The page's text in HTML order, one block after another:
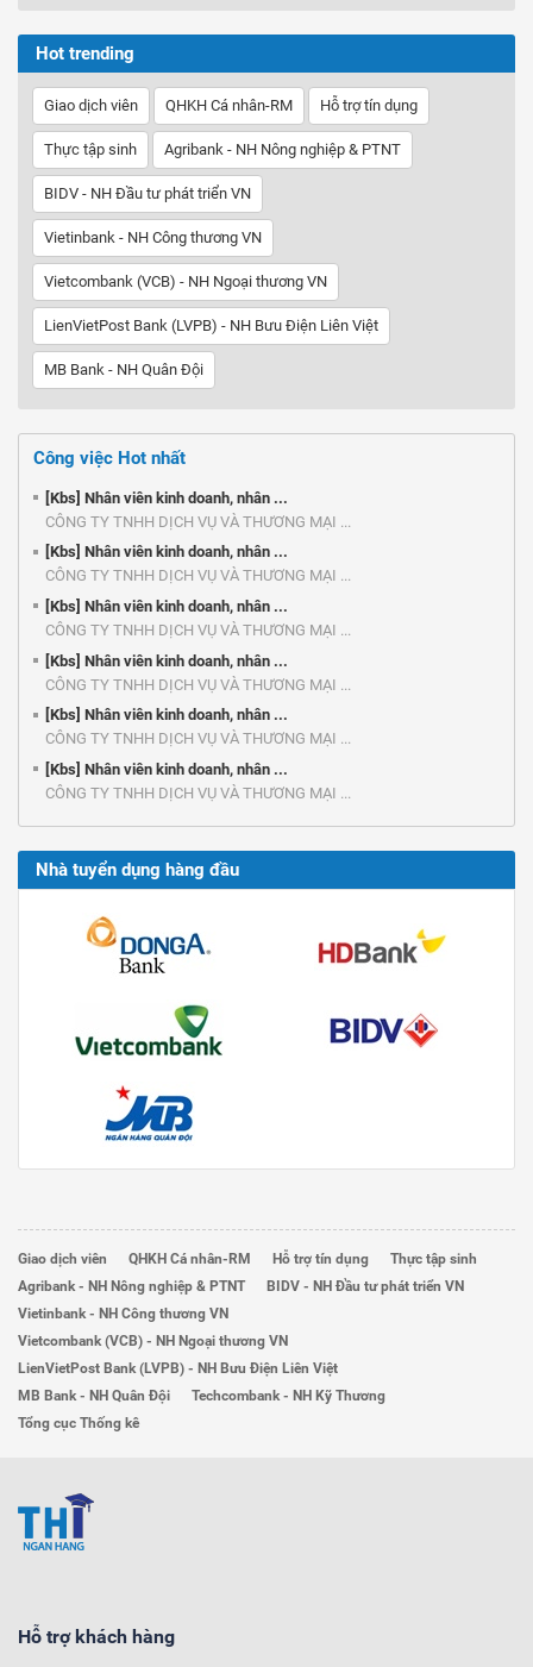
Hot trending
Giao dịch viên QHKH Cá nhân-RM Hỗ trợ tín dụng
Thực tập sinh Agribank - NH Nông nghiệp & PTNT
BIDV - NH Đầu tư phát triển VN
Vietinbank - NH Công thương VN
Vietcombank (VCB) - NH Ngoại thương VN
LienVietPost Bank (LVPB) - NH Bưu Điện Liên Việt
MB Bank - NH Quân Đội
Công việc Hot nhất
[Kbs] Nhân viên kinh doanh, nhân ...
CÔNG TY TNHH DỊCH VỤ VÀ THƯƠNG MẠI ...
[Kbs] Nhân viên kinh doanh, nhân ...
CÔNG TY TNHH DỊCH VỤ VÀ THƯƠNG MẠI ...
[Kbs] Nhân viên kinh doanh, nhân ...
CÔNG TY TNHH DỊCH VỤ VÀ THƯƠNG MẠI ...
[Kbs] Nhân viên kinh doanh, nhân ...
CÔNG TY TNHH DỊCH VỤ VÀ THƯƠNG MẠI ...
[Kbs] Nhân viên kinh doanh, nhân ...
CÔNG TY TNHH DỊCH VỤ VÀ THƯƠNG MẠI ...
[Kbs] Nhân viên kinh doanh, nhân ...
CÔNG TY TNHH DỊCH VỤ VÀ THƯƠNG MẠI ...
Nhà tuyển dụng hàng đầu
Giao dịch viên QHKH Cá nhân-RM Hỗ trợ tín dụng
Thực tập sinh
Agribank - NH Nông nghiệp & PTNT
BIDV - NH Đầu tư phát triển VN
Vietinbank - NH Công thương VN
Vietcombank (VCB) - NH Ngoại thương VN
LienVietPost Bank (LVPB) - NH Bưu Điện Liên Việt
MB Bank - NH Quân Đội
Techcombank - NH Kỹ Thương
Tổng cục Thống kê
Hỗ trợ khách hàng